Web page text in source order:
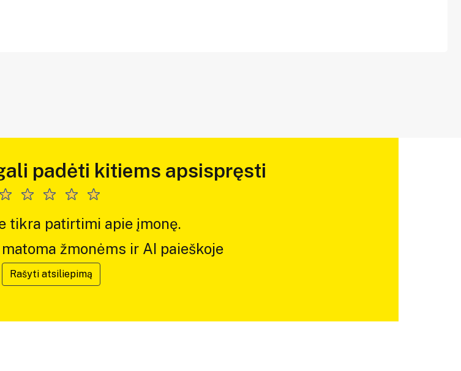
padėti kitiems apsispręsti
tikra patirtimi apie įmonę.
žmonėms ir AI paieškoje
Rašyti atsiliepimą